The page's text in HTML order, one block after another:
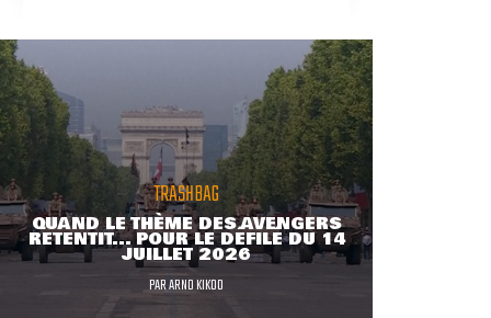
TRASHBAG
QUAND LE THÈME DES AVENGERS
RETENTIT... POUR LE DÉFILÉ DU 14
JUILLET 2026
PARARNO KIKOO